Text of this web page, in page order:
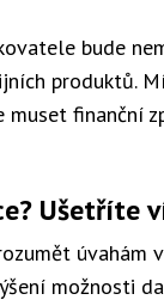
bude
produktů.
muset finanční
Ušetříte
úvahám
možnosti